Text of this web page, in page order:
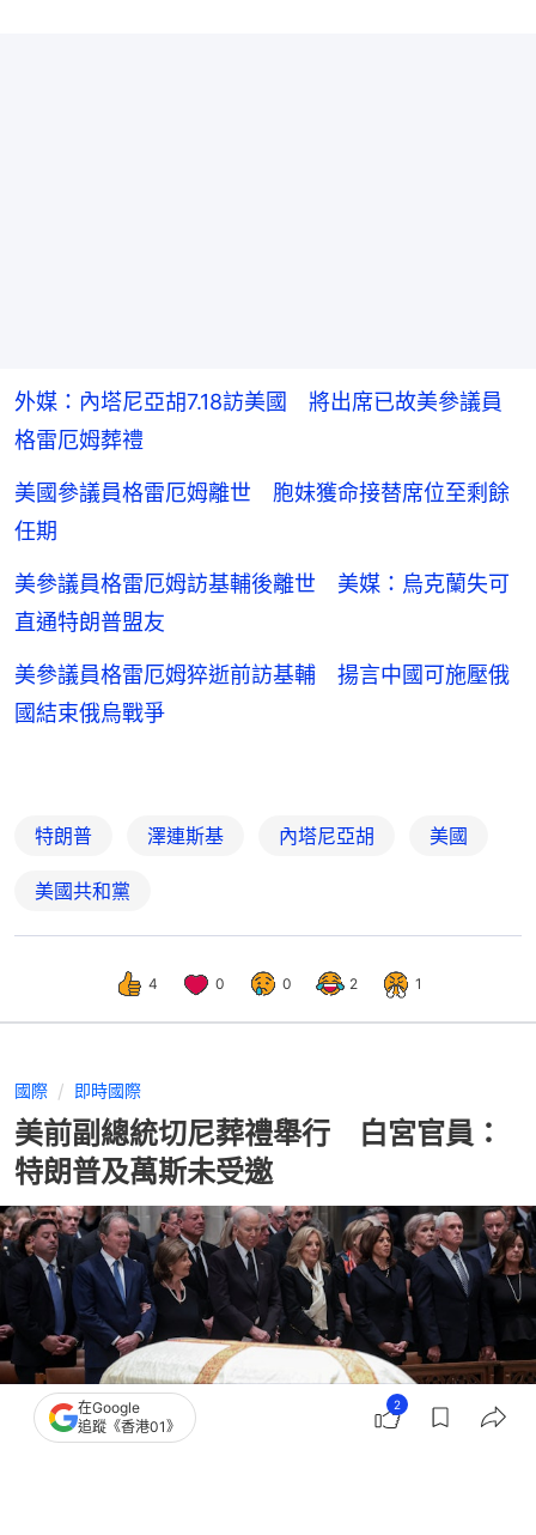
外媒：內塔尼亞胡7.18訪美國 將出席已故美參議員
格雷厄姆葬禮
美國參議員格雷厄姆離世 胞妹獲命接替席位至剩餘
任期
美參議員格雷厄姆訪基輔後離世 美媒：烏克蘭失可
直通特朗普盟友
美參議員格雷厄姆猝逝前訪基輔 揚言中國可施壓俄
國結束俄烏戰爭
特朗普 澤連斯基 內塔尼亞胡 美國
美國共和黨
4 0 0 2 1
國際 即時國際
美前副總統切尼葬禮舉行 白宮官員：
特朗普及萬斯未受邀
在Google
追蹤《香港01》
2